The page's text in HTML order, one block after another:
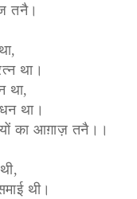
तनै।
था।
था,
था।
का आग़ाज़ तनै।।
थी।